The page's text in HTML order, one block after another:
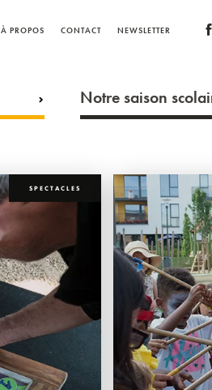
À PROPOS CONTACT NEWSLETTER
Notre saison
SPECTACLES